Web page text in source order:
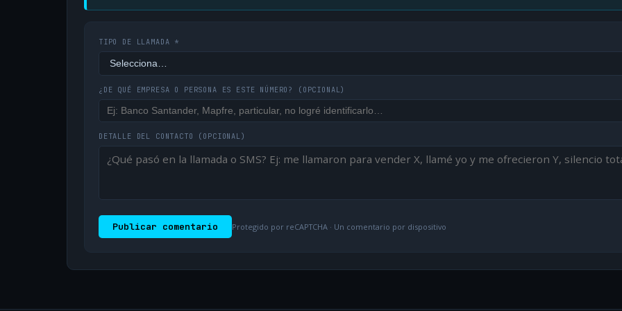
TIPO DE LLAMADA *
¿DE QUÉ EMPRESA O PERSONA ES ESTE NÚMERO? (OPCIONAL)
DETALLE DEL CONTACTO (OPCIONAL)
Publicar comentario Protegido por reCAPTCHA · Un comentario por dispositivo